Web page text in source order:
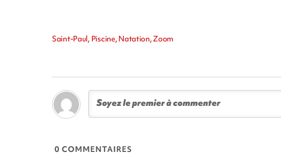
Saint-Paul, Piscine, Natation, Zoom
0 COMMENTAIRES